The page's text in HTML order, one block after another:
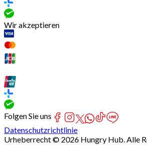
Wir akzeptieren
Folgen Sie uns
Datenschutzrichtlinie
Urheberrecht © 2026 Hungry Hub. Alle